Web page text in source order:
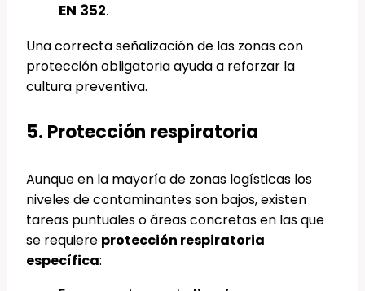
EN 352.
Una correcta señalización de las zonas con
protección obligatoria ayuda a reforzar la
cultura preventiva.
5. Protección respiratoria
Aunque en la mayoría de zonas logísticas los
niveles de contaminantes son bajos, existen
tareas puntuales o áreas concretas en las que
se requiere protección respiratoria
específica: